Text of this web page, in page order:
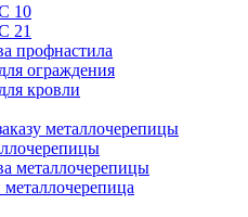
10
21
профнастила
ограждения
кровли
металлочерепицы
металлочерепицы